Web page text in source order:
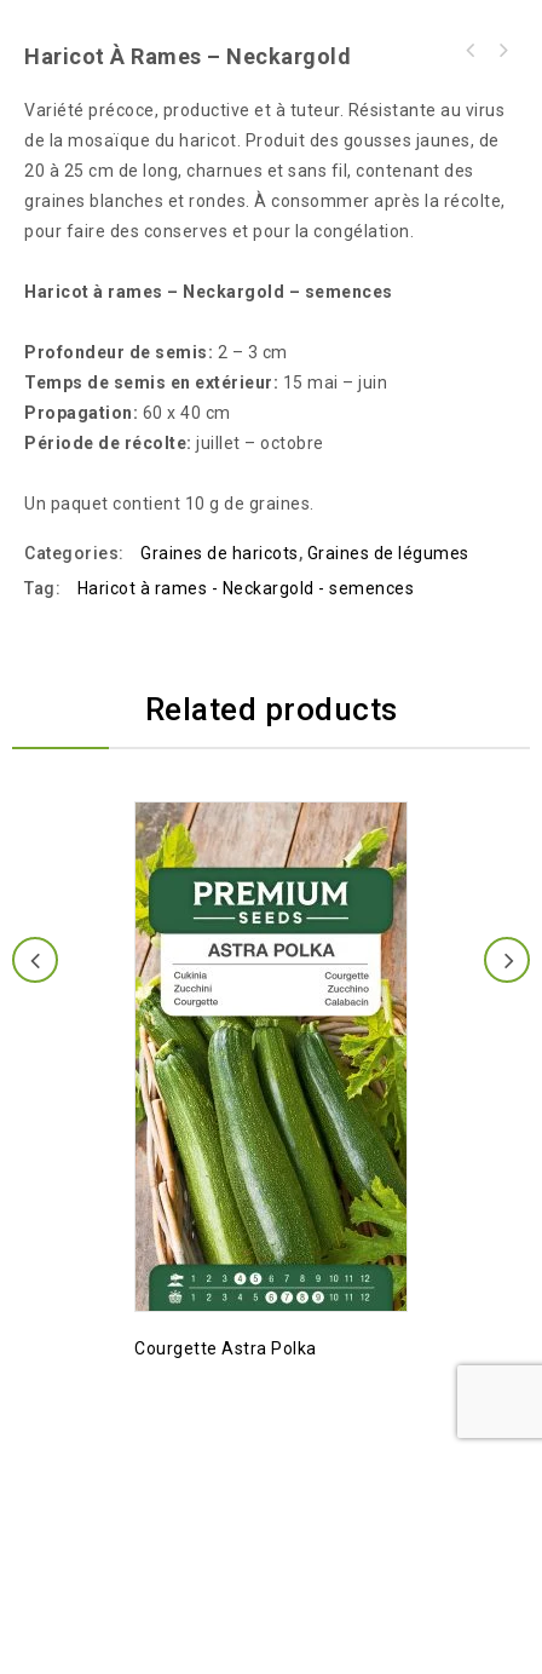
Haricot À Rames – Neckargold
Variété précoce, productive et à tuteur. Résistante au virus
de la mosaïque du haricot. Produit des gousses jaunes, de
20 à 25 cm de long, charnues et sans fil, contenant des
graines blanches et rondes. À consommer après la récolte,
pour faire des conserves et pour la congélation.
Haricot à rames – Neckargold – semences
Profondeur de semis: 2 – 3 cm
Temps de semis en extérieur: 15 mai – juin
Propagation: 60 x 40 cm
Période de récolte: juillet – octobre
Un paquet contient 10 g de graines.
Categories: Graines de haricots, Graines de légumes
Tag:
Haricot à rames - Neckargold - semences
Related products
Courgette Astra Polka